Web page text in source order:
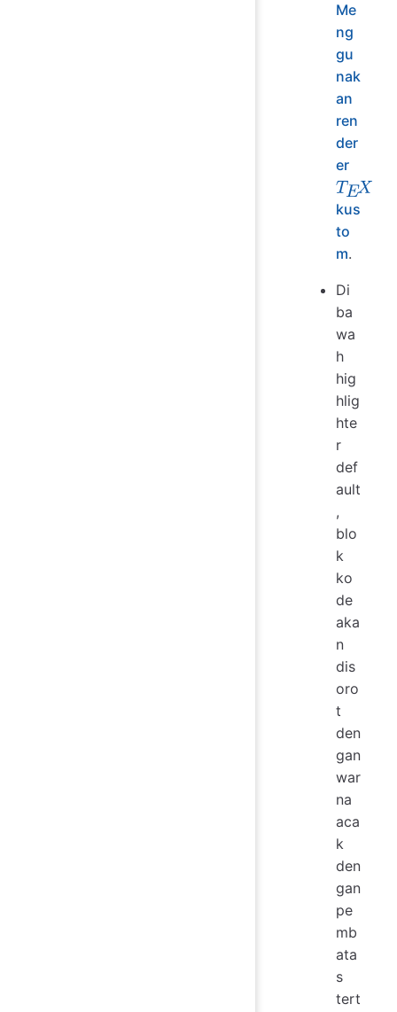
Me
ng
gu
nak
an
ren
der
er
TEX
kus
to
m.
Di
ba
wa
h
hig
hlig
hte
r
def
ault
,
blo
k
ko
de
aka
n
dis
oro
t
den
gan
war
na
aca
k
den
gan
pe
mb
ata
s
tert